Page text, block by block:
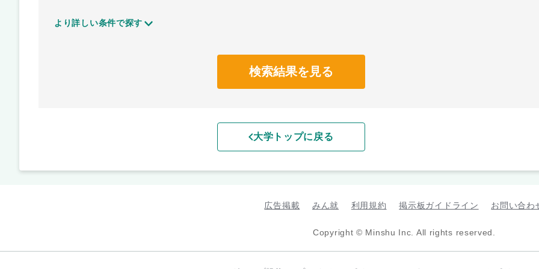
より詳しい条件で探す
検索結果を見る
大学トップに戻る
広告掲載 みん就 利用規約 掲示板ガイドライン お問い合わ
Copyright © Minshu Inc. All rights reserved.